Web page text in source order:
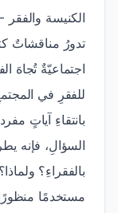
الكنيسة
تدورُ مناقشاتٌ
اجتماعيّةٌ تُجاهَ
للفقرِ في
بانتقاءِ آياتٍ
السؤالِ، فإنه
بالفقراءِ؟
مستخدمًا